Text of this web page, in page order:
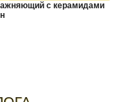
с керамидами